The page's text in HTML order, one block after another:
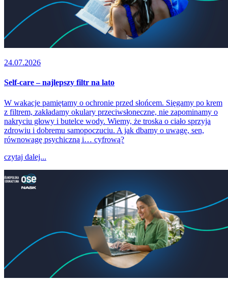
24.07.2026
Self-care – najlepszy filtr na lato
W wakacje pamiętamy o ochronie przed słońcem. Sięgamy po krem
z filtrem, zakładamy okulary przeciwsłoneczne, nie zapominamy o
nakryciu głowy i butelce wody. Wiemy, że troska o ciało sprzyja
zdrowiu i dobremu samopoczuciu. A jak dbamy o uwagę, sen,
równowagę psychiczną i… cyfrową?
czytaj dalej...